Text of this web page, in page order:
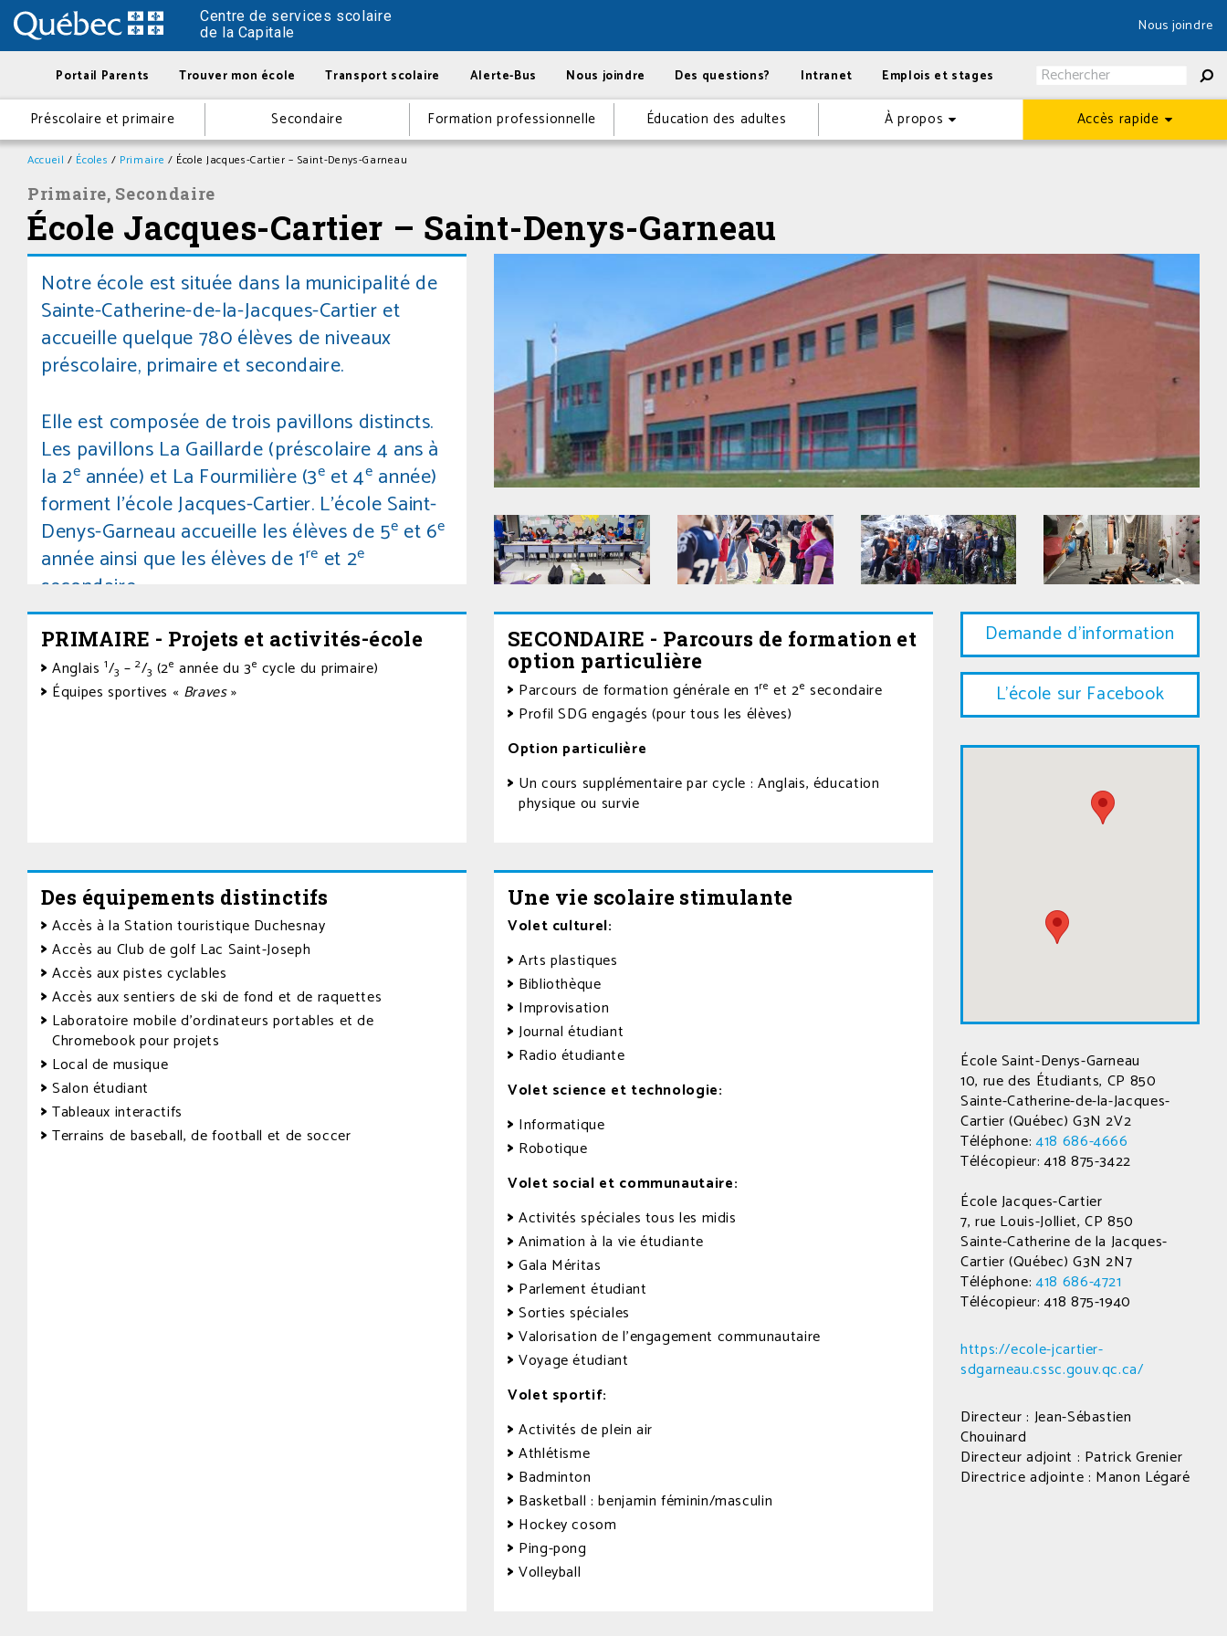
Centre de services scolaire
de la Capitale
Nous joindre
Portail Parents Trouver mon école Transport scolaire Alerte-Bus Nous joindre Des questions? Intranet Emplois et stages
Préscolaire et primaire Secondaire Formation professionnelle Éducation des adultes À propos Accès rapide
Accueil / Écoles / Primaire / École Jacques-Cartier – Saint-Denys-Garneau
Primaire, Secondaire
École Jacques-Cartier – Saint-Denys-Garneau
Notre école est située dans la municipalité de
Sainte-Catherine-de-la-Jacques-Cartier et
accueille quelque 780 élèves de niveaux
préscolaire, primaire et secondaire.
Elle est composée de trois pavillons distincts.
Les pavillons La Gaillarde (préscolaire 4 ans à
la 2e année) et La Fourmilière (3e et 4e année)
forment l’école Jacques-Cartier. L’école Saint-
Denys-Garneau accueille les élèves de 5e et 6e
année ainsi que les élèves de 1re et 2e
secondaire.
L’école se caractérise par son dynamisme et
par la qualité des services offerts aux élèves
qui la fréquentent.
PRIMAIRE - Projets et activités-école
Anglais1/3 – 2/3 (2e année du 3e cycle du primaire)
Équipes sportives « Braves»
SECONDAIRE - Parcours de formation et
option particulière
Parcours de formation générale en 1re et 2e secondaire
Profil SDG engagés (pour tous les élèves)
Option particulière
Un cours supplémentaire par cycle : Anglais, éducation
physique ou survie
Des équipements distinctifs
Accès à la Station touristique Duchesnay
Accès au Club de golf Lac Saint-Joseph
Accès aux pistes cyclables
Accès aux sentiers de ski de fond et de raquettes
Laboratoire mobile d’ordinateurs portables et de
Chromebook pour projets
Local de musique
Salon étudiant
Tableaux interactifs
Terrains de baseball, de football et de soccer
Une vie scolaire stimulante
Volet culturel:
Arts plastiques
Bibliothèque
Improvisation
Journal étudiant
Radio étudiante
Volet science et technologie:
Informatique
Robotique
Volet social et communautaire:
Activités spéciales tous les midis
Animation à la vie étudiante
Gala Méritas
Parlement étudiant
Sorties spéciales
Valorisation de l’engagement communautaire
Voyage étudiant
Volet sportif:
Activités de plein air
Athlétisme
Badminton
Basketball : benjamin féminin/masculin
Hockey cosom
Ping-pong
Volleyball
Demande d'information
L'école sur Facebook
École Saint-Denys-Garneau
10, rue des Étudiants, CP 850
Sainte-Catherine-de-la-Jacques-
Cartier (Québec) G3N 2V2
Téléphone:418 686-4666
Télécopieur: 418 875-3422
École Jacques-Cartier
7, rue Louis-Jolliet, CP 850
Sainte-Catherine de la Jacques-
Cartier (Québec) G3N 2N7
Téléphone:418 686-4721
Télécopieur: 418 875-1940
https://ecole-jcartier-
sdgarneau.cssc.gouv.qc.ca/
Directeur : Jean-Sébastien
Chouinard
Directeur adjoint : Patrick Grenier
Directrice adjointe : Manon Légaré